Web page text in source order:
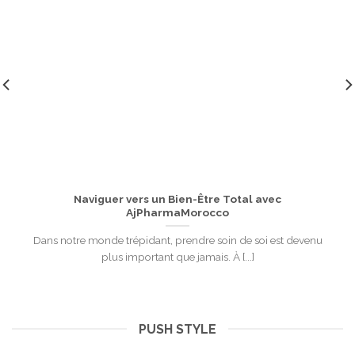
Naviguer vers un Bien-Être Total avec
AjPharmaMorocco
Dans notre monde trépidant, prendre soin de soi est devenu
plus important que jamais. À [...]
PUSH STYLE